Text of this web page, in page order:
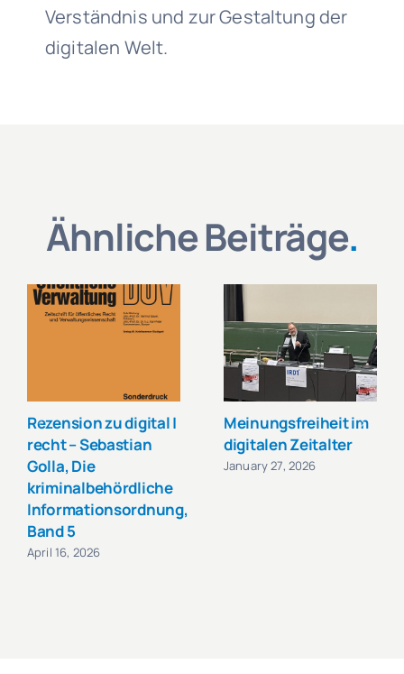
Verständnis und zur Gestaltung der
digitalen Welt.
Ähnliche Beiträge.
Rezension zu digital |
recht – Sebastian
Golla, Die
kriminalbehördliche
Informationsordnung,
Band 5
April 16, 2026
Meinungsfreiheit im
digitalen Zeitalter
January 27, 2026